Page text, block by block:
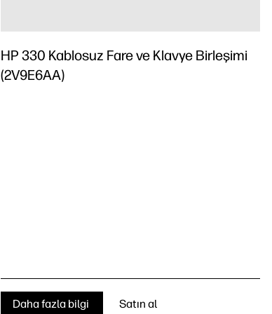
HP 330 Kablosuz Fare ve Klavye Birleşimi
(2V9E6AA)
Daha fazla bilgi Satın al